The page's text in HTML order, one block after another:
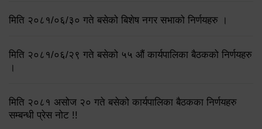
मिति २०८१/०६/३० गते बसेको बिशेष नगर सभाको निर्णयहरु ।
मिति २०८१/०६/२९ गते बसेको ५५ औं कार्यपालिका बैठकको निर्णयहरु
।
मिति २०८१ असोज २० गते बसेको कार्यपालिका बैठकका निर्णयहरु
सम्बन्धी प्रेस नोट !!